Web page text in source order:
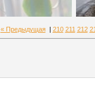
« Предыдущая| 210 211 212